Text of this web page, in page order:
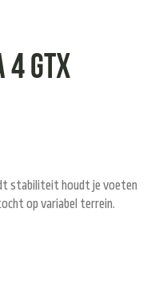
GTX
stabiliteit houdt je voeten
op variabel terrein.